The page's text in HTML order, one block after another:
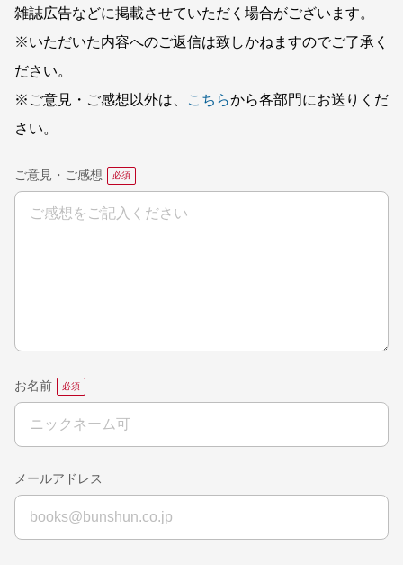
雑誌広告などに掲載させていただく場合がございます。
※いただいた内容へのご返信は致しかねますのでご了承く
ださい。
※ご意見・ご感想以外は、
こちらから各部門にお送りくだ
さい。
ご意見・ご感想
お名前
メールアドレス